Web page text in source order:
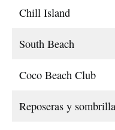
Chill Island
South Beach
Coco Beach Club
Reposeras y